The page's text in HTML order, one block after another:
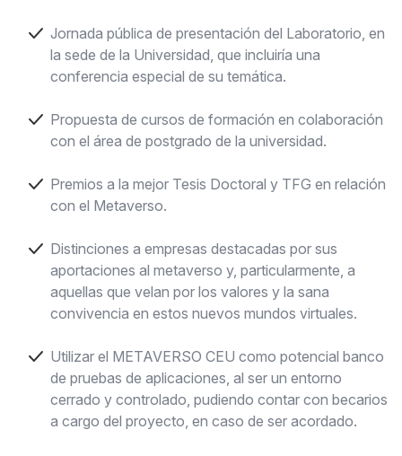
Jornada pública de presentación del Laboratorio, en
la sede de la Universidad, que incluiría una
conferencia especial de su temática.
Propuesta de cursos de formación en colaboración
con el área de postgrado de la universidad.
Premios a la mejor Tesis Doctoral y TFG en relación
con el Metaverso.
Distinciones a empresas destacadas por sus
aportaciones al metaverso y, particularmente, a
aquellas que velan por los valores y la sana
convivencia en estos nuevos mundos virtuales.
Utilizar el METAVERSO CEU como potencial banco
de pruebas de aplicaciones, al ser un entorno
cerrado y controlado, pudiendo contar con becarios
a cargo del proyecto, en caso de ser acordado.